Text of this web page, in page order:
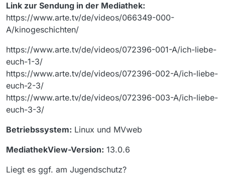
Link zur Sendung in der Mediathek:
https://www.arte.tv/de/videos/066349-000-
A/kinogeschichten/
https://www.arte.tv/de/videos/072396-001-A/ich-liebe-
euch-1-3/
https://www.arte.tv/de/videos/072396-002-A/ich-liebe-
euch-2-3/
https://www.arte.tv/de/videos/072396-003-A/ich-liebe-
euch-3-3/
Betriebssystem: Linux und MVweb
MediathekView-Version: 13.0.6
Liegt es ggf. am Jugendschutz?